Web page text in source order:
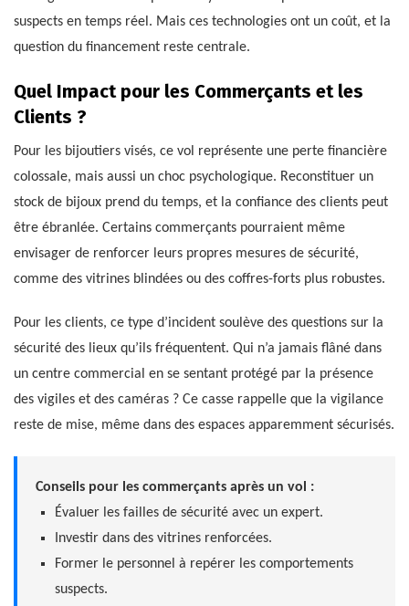
suspects en temps réel. Mais ces technologies ont un coût, et la
question du financement reste centrale.
Quel Impact pour les Commerçants et les
Clients ?
Pour les bijoutiers visés, ce vol représente une perte financière
colossale, mais aussi un choc psychologique. Reconstituer un
stock de bijoux prend du temps, et la confiance des clients peut
être ébranlée. Certains commerçants pourraient même
envisager de renforcer leurs propres mesures de sécurité,
comme des vitrines blindées ou des coffres-forts plus robustes.
Pour les clients, ce type d’incident soulève des questions sur la
sécurité des lieux qu’ils fréquentent. Qui n’a jamais flâné dans
un centre commercial en se sentant protégé par la présence
des vigiles et des caméras ? Ce casse rappelle que la vigilance
reste de mise, même dans des espaces apparemment sécurisés.
Conseils pour les commerçants après un vol :
Évaluer les failles de sécurité avec un expert.
Investir dans des vitrines renforcées.
Former le personnel à repérer les comportements
suspects.